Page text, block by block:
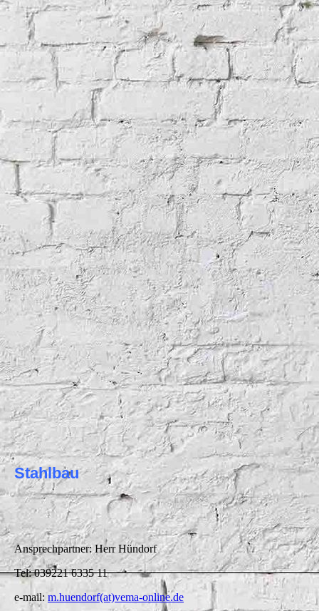
Stahlbau
Ansprechpartner: Herr Hündorf
Tel: 039221 6335 11
e-mail: m.huendorf(at)vema-online.de